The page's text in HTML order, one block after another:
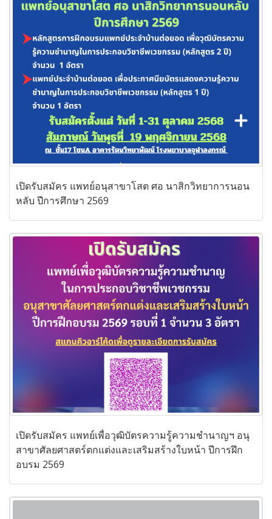
เปิดรับสมัคร แพทย์อนุสาขาโสต ศอ นาสิกวิทยาการนอน
หลับ ปีการศึกษา 2569
เปิดรับสมัคร แพทย์เพื่อวุฒิบัตรความรู้ความชำนาญฯ อนุ
สาขาศัลยศาสตร์ตกแต่งและเสริมสร้างใบหน้า ปีการฝึก
อบรม 2569